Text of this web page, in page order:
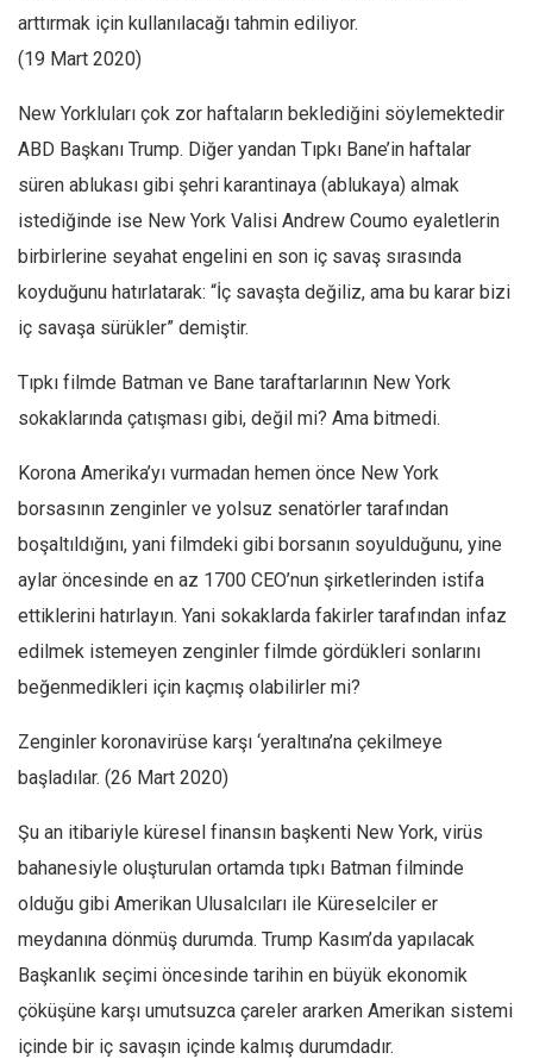
arttırmak için kullanılacağı tahmin ediliyor.
(19 Mart 2020)
New Yorkluları çok zor haftaların beklediğini söylemektedir
ABD Başkanı Trump. Diğer yandan Tıpkı Bane’in haftalar
süren ablukası gibi şehri karantinaya (ablukaya) almak
istediğinde ise New York Valisi Andrew Coumo eyaletlerin
birbirlerine seyahat engelini en son iç savaş sırasında
koyduğunu hatırlatarak: “İç savaşta değiliz, ama bu karar bizi
iç savaşa sürükler” demiştir.
Tıpkı filmde Batman ve Bane taraftarlarının New York
sokaklarında çatışması gibi, değil mi? Ama bitmedi.
Korona Amerika’yı vurmadan hemen önce New York
borsasının zenginler ve yolsuz senatörler tarafından
boşaltıldığını, yani filmdeki gibi borsanın soyulduğunu, yine
aylar öncesinde en az 1700 CEO’nun şirketlerinden istifa
ettiklerini hatırlayın. Yani sokaklarda fakirler tarafından infaz
edilmek istemeyen zenginler filmde gördükleri sonlarını
beğenmedikleri için kaçmış olabilirler mi?
Zenginler koronavirüse karşı ‘yeraltına’na çekilmeye
başladılar. (26 Mart 2020)
Şu an itibariyle küresel finansın başkenti New York, virüs
bahanesiyle oluşturulan ortamda tıpkı Batman filminde
olduğu gibi Amerikan Ulusalcıları ile Küreselciler er
meydanına dönmüş durumda. Trump Kasım’da yapılacak
Başkanlık seçimi öncesinde tarihin en büyük ekonomik
çöküşüne karşı umutsuzca çareler ararken Amerikan sistemi
içinde bir iç savaşın içinde kalmış durumdadır.